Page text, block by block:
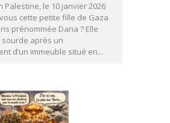
Palestine, le 10 janvier 2026
cette petite fille de Gaza
prénommée Dana ? Elle
après un
d’un immeuble situé en...